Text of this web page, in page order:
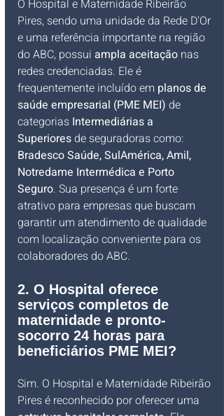
O Hospital e Maternidade Ribeirão
Pires, sendo uma unidade da Rede D'Or
e uma referência importante na região
do ABC, possui ampla aceitação nas
redes credenciadas. Ele é
frequentemente incluído em planos de
saúde empresarial (PME MEI) de
categorias Intermediárias a
Superiores de seguradoras como:
Bradesco Saúde, SulAmérica, Amil,
Notredame Intermédica e Porto
Seguro. Sua presença é um forte
atrativo para empresas que buscam
garantir um atendimento de qualidade
com localização conveniente para os
colaboradores do ABC.
2. O Hospital oferece
serviços completos de
maternidade e pronto-
socorro 24 horas para
beneficiários PME MEI?
Sim. O Hospital e Maternidade Ribeirão
Pires é reconhecido por oferecer uma